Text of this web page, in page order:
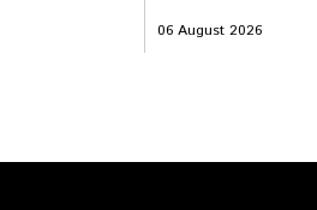
06 August 2026